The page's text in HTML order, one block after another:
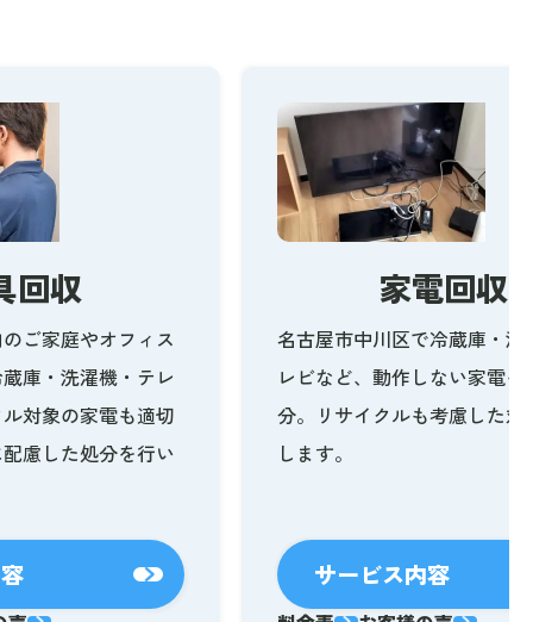
回収
ご家庭やオフィス
庫・洗濯機・テレ
対象の家電も適切
慮した処分を行い
家電回収
名古屋市中川区で冷蔵庫・洗
レビなど、動作しない家電も
分。リサイクルも考慮した対
します。
サービス内容